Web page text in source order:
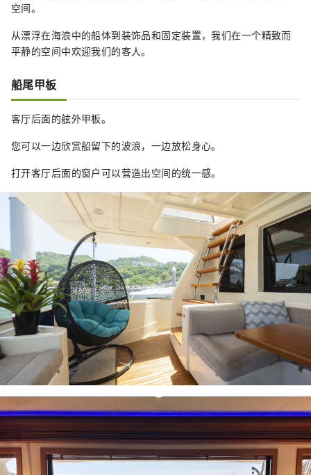
空间。
从漂浮在海浪中的船体到装饰品和固定装置，我们在一个精致而
平静的空间中欢迎我们的客人。
船尾甲板
客厅后面的舷外甲板。
您可以一边欣赏船留下的波浪，一边放松身心。
打开客厅后面的窗户可以营造出空间的统一感。